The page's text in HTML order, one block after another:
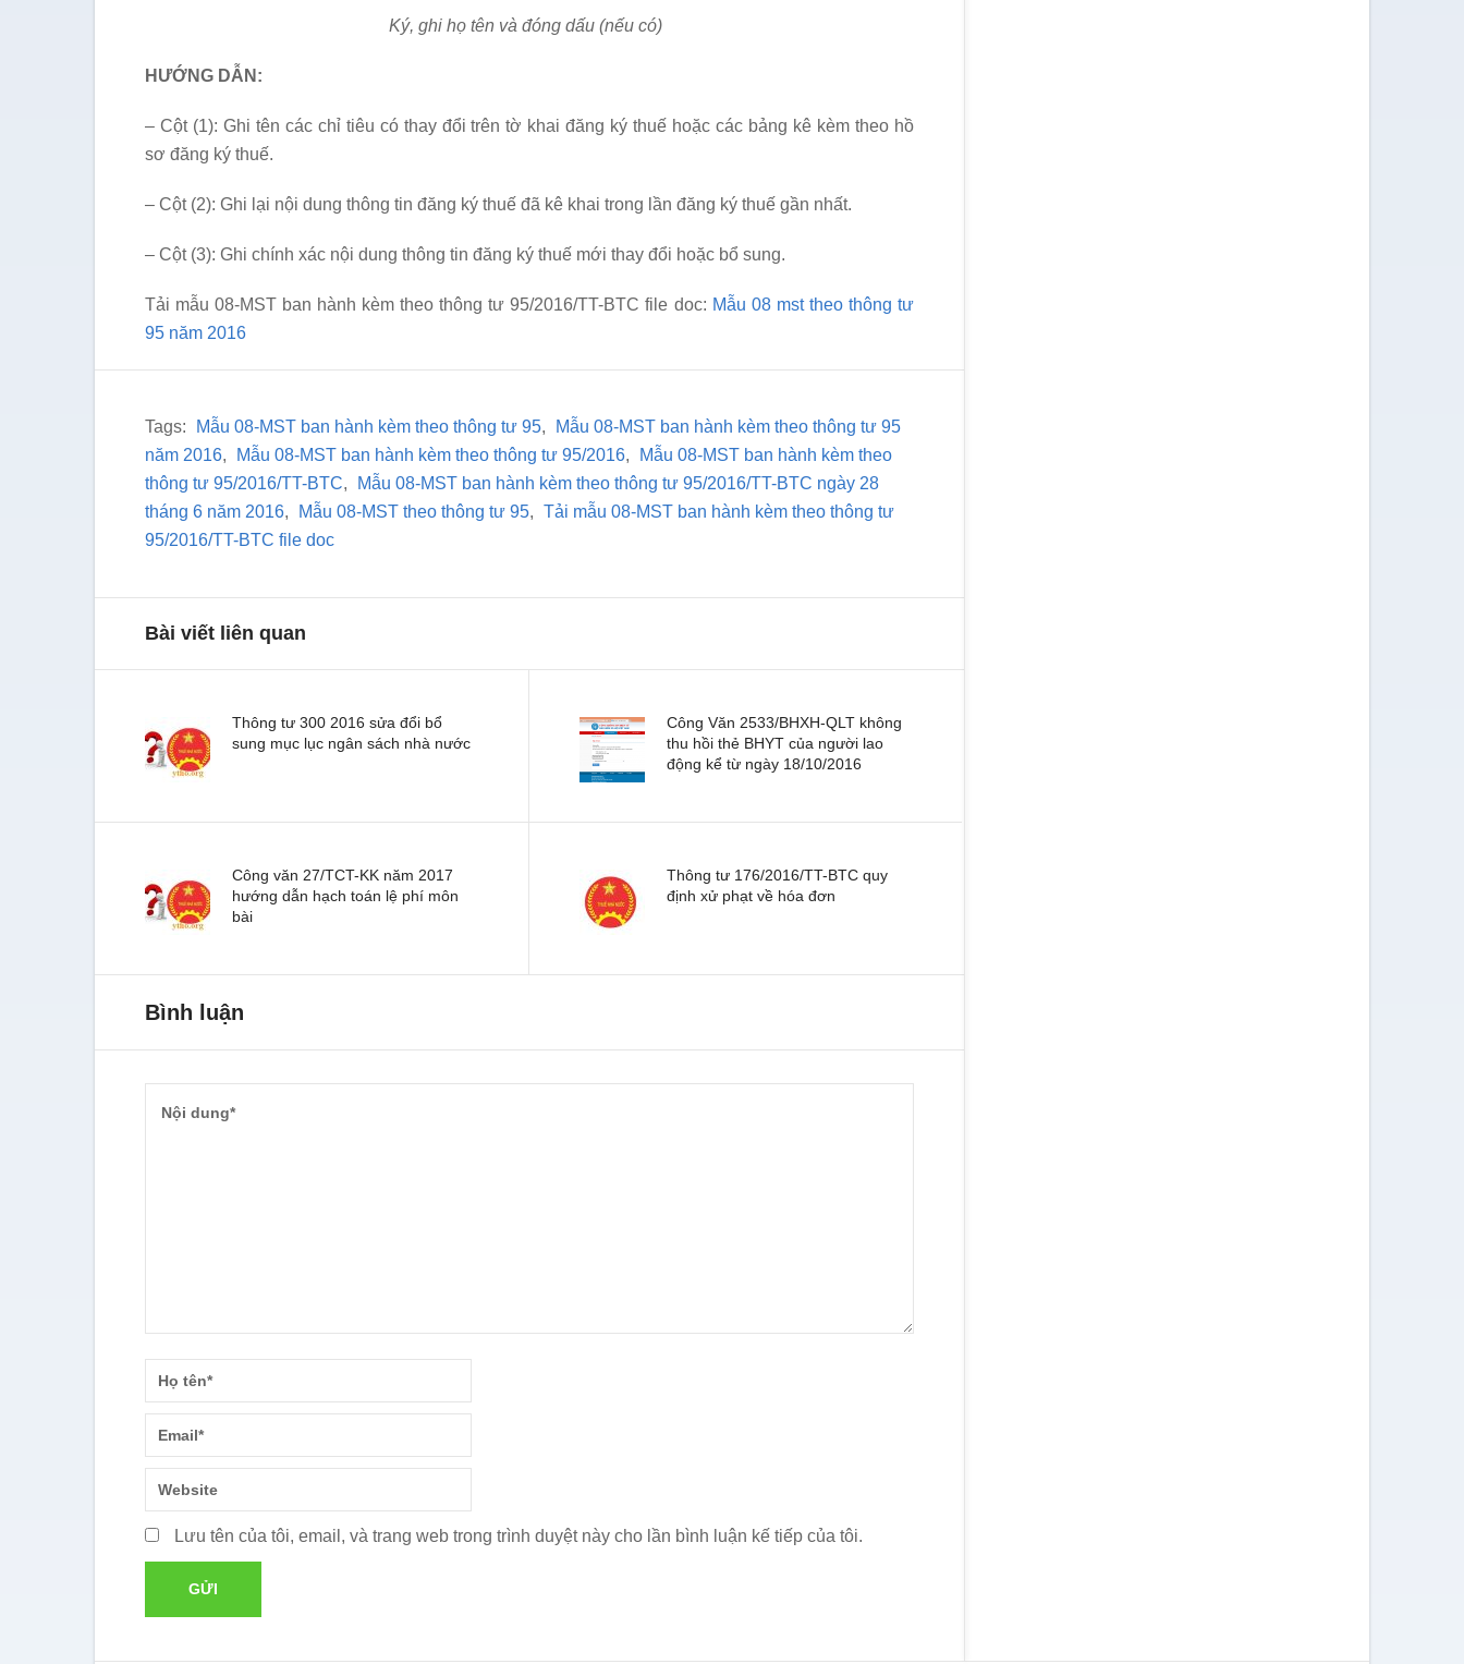
Ký, ghi họ tên và đóng dấu (nếu có)
HƯỚNG DẪN:
– Cột (1): Ghi tên các chỉ tiêu có thay đổi trên tờ khai đăng ký thuế hoặc các bảng kê kèm theo hồ
sơ đăng ký thuế.
– Cột (2): Ghi lại nội dung thông tin đăng ký thuế đã kê khai trong lần đăng ký thuế gần nhất.
– Cột (3): Ghi chính xác nội dung thông tin đăng ký thuế mới thay đổi hoặc bổ sung.
Tải mẫu 08-MST ban hành kèm theo thông tư 95/2016/TT-BTC file doc: Mẫu 08 mst theo thông tư
95 năm 2016
Tags: Mẫu 08-MST ban hành kèm theo thông tư 95,
Mẫu 08-MST ban hành kèm theo thông tư 95
năm 2016, Mẫu 08-MST ban hành kèm theo thông tư 95/2016,
Mẫu 08-MST ban hành kèm theo
thông tư 95/2016/TT-BTC,
Mẫu 08-MST ban hành kèm theo thông tư 95/2016/TT-BTC ngày 28
tháng 6 năm 2016, Mẫu 08-MST theo thông tư 95,
Tải mẫu 08-MST ban hành kèm theo thông tư
95/2016/TT-BTC file doc
Bài viết liên quan
Thông tư 300 2016 sửa đổi bổ
sung mục lục ngân sách nhà nước
Công Văn 2533/BHXH-QLT không
thu hồi thẻ BHYT của người lao
động kể từ ngày 18/10/2016
Công văn 27/TCT-KK năm 2017
hướng dẫn hạch toán lệ phí môn
bài
Thông tư 176/2016/TT-BTC quy
định xử phạt về hóa đơn
Bình luận
Lưu tên của tôi, email, và trang web trong trình duyệt này cho lần bình luận kế tiếp của tôi.